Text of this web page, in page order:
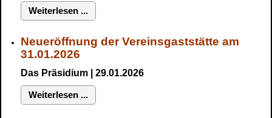
Weiterlesen ...
Neueröffnung der Vereinsgaststätte am
31.01.2026
Das Präsidium | 29.01.2026
Weiterlesen ...